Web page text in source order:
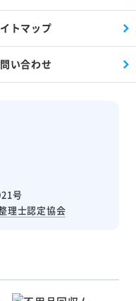
号
理士認定協会
トマップ
い合わせ